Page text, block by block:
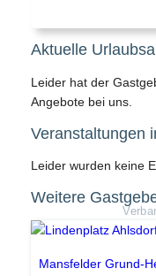
Aktuelle
Leider hat der
Angebote bei uns.
Veranstaltungen
Leider wurden keine
Weitere
Mansfelder Grund-